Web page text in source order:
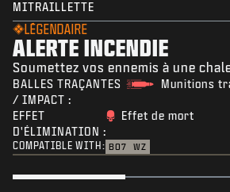
MITRAILLETTE
LÉGENDAIRE
ALERTE INCENDIE
Soumettez vos ennemis à une
BALLES TRAÇANTES
/ IMPACT :
Munitions
EFFET
D'ÉLIMINATION :
Effet de mort
COMPATIBLE WITH: BO7 WZ